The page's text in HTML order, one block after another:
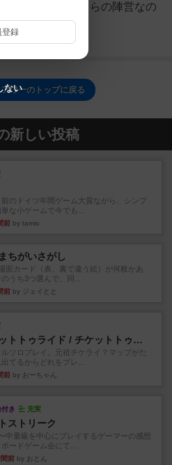
く活用して、どちらの陣営なの
うにします。
ワーのトップに戻る
新しい投稿
前のドイツ年間ゲーム大賞ながら、シンプ
単な小ゲームで今でも...
前 by tamio
ちがいさがし
面カード（表、裏で違う絵）が何枚かあ
のうち3つ選んで、同...
前 by ジェイとと
チケットトゥライド / チケットトゥライドアメリカ
ソロプレイ。元祖チケライ？マップがた
出てるからどれをプレ...
前 by おーちゃん
き 充実
ストリーク
中量級を中心にプレイするゲーマーの感想
ボードゲーム会にて...
前 by おとん
登録
ない